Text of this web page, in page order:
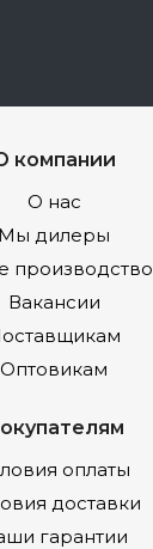
компании
О нас
Мы дилеры
производство
Вакансии
Оптовикам
оплаты
доставки
гарантии